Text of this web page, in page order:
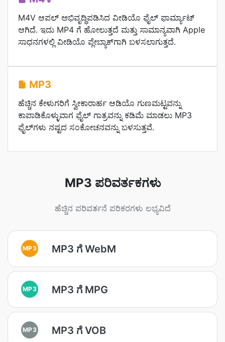
M4V ಆಪಲ್ ಅಭಿವೃದ್ಧಿಪಡಿಸಿದ ವೀಡಿಯೊ ಫೈಲ್ ಫಾರ್ಮ್ಯಾಟ್
ಆಗಿದೆ. ಇದು MP4 ಗೆ ಹೋಲುತ್ತದೆ ಮತ್ತು ಸಾಮಾನ್ಯವಾಗಿ Apple
ಸಾಧನಗಳಲ್ಲಿ ವೀಡಿಯೊ ಪ್ಲೇಬ್ಯಾಕ್‌ಗಾಗಿ ಬಳಸಲಾಗುತ್ತದೆ.
MP3
ಹೆಚ್ಚಿನ ಕೇಳುಗರಿಗೆ ಸ್ವೀಕಾರಾರ್ಹ ಆಡಿಯೊ ಗುಣಮಟ್ಟವನ್ನು
ಕಾಪಾಡಿಕೊಳ್ಳುವಾಗ ಫೈಲ್ ಗಾತ್ರವನ್ನು ಕಡಿಮೆ ಮಾಡಲು MP3
ಫೈಲ್‌ಗಳು ನಷ್ಟದ ಸಂಕೋಚನವನ್ನು ಬಳಸುತ್ತವೆ.
MP3 ಪರಿವರ್ತಕಗಳು
ಹೆಚ್ಚಿನ ಪರಿವರ್ತನೆ ಪರಿಕರಗಳು ಲಭ್ಯವಿದೆ
MP3 MP3 ಗೆ WebM
MP3 MP3 ಗೆ MPG
MP3 MP3 ಗೆ VOB